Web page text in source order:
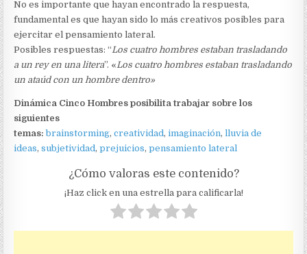
No es importante que hayan encontrado la respuesta,
fundamental es que hayan sido lo más creativos posibles para
ejercitar el pensamiento lateral.
Posibles respuestas: “Los cuatro hombres estaban trasladando
a un rey en una litera”. «Los cuatro hombres estaban trasladando
un ataúd con un hombre dentro»
Dinámica Cinco Hombres posibilita trabajar sobre los
siguientes
temas:brainstorming,creatividad,imaginación,lluvia de
ideas,subjetividad,prejuicios,pensamiento lateral
¿Cómo valoras este contenido?
¡Haz click en una estrella para calificarla!